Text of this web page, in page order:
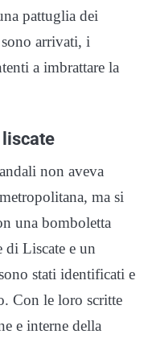
pattuglia dei
arrivati, i
a imbrattare la
liscate
non aveva
ma si
una bomboletta
di Liscate e un
stati identificati e
Con le loro scritte
e interne della